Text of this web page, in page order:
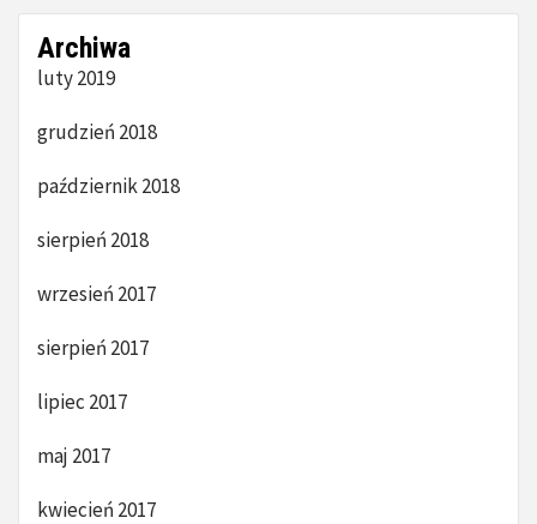
Archiwa
luty 2019
grudzień 2018
październik 2018
sierpień 2018
wrzesień 2017
sierpień 2017
lipiec 2017
maj 2017
kwiecień 2017